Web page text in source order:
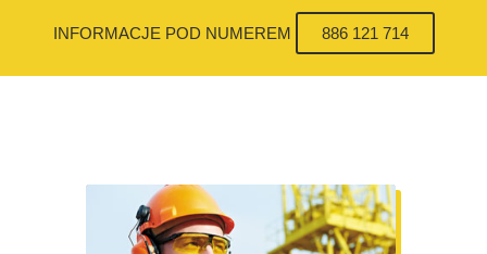
INFORMACJE POD NUMEREM 886 121 714